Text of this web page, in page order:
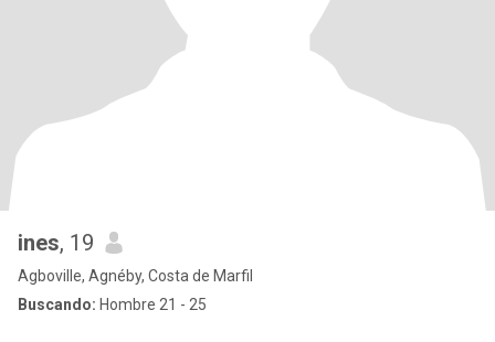
ines, 19
Agboville, Agnéby, Costa de Marfil
Buscando: Hombre 21 - 25